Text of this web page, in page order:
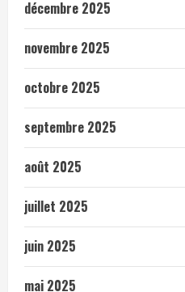
décembre 2025
novembre 2025
octobre 2025
septembre 2025
août 2025
juillet 2025
juin 2025
mai 2025